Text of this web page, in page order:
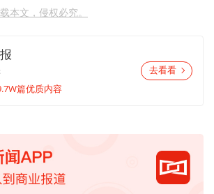
本文，侵权必究。
篇优质内容
去看看